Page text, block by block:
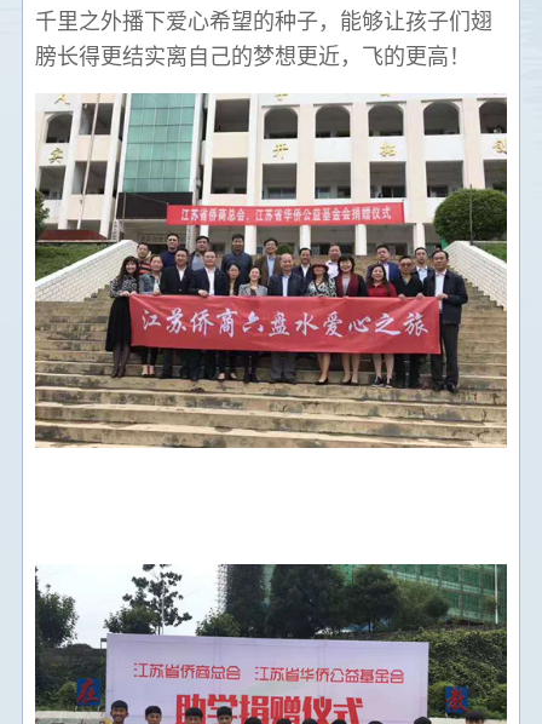
千里之外播下爱心希望的种子，能够让孩子们翅
膀长得更结实离自己的梦想更近，飞的更高！